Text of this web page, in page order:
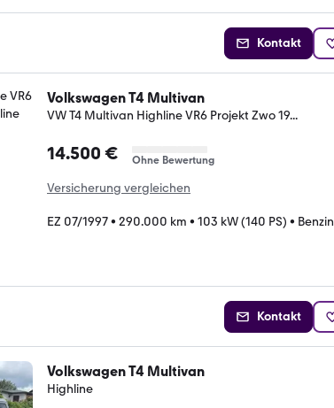
Kontakt
Volkswagen T4 Multivan
VW T4 Multivan Highline VR6 Projekt Zwo 19...
14.500 € Ohne Bewertung
Versicherung vergleichen
EZ 07/1997• 290.000 km • 103 kW (140 PS) • Benzin
Kontakt
Volkswagen T4 Multivan
Highline